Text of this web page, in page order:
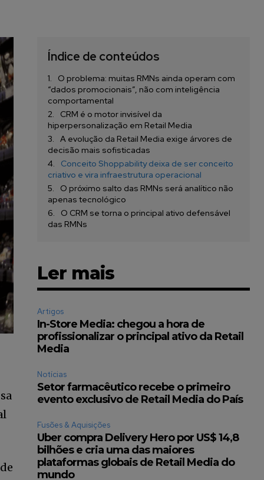
Índice de conteúdos
O problema: muitas RMNs ainda operam com
“dados promocionais”, não com inteligência
comportamental
CRM é o motor invisível da
hiperpersonalização em Retail Media
A evolução da Retail Media exige árvores de
decisão mais sofisticadas
Conceito Shoppability deixa de ser conceito
criativo e vira infraestrutura operacional
O próximo salto das RMNs será analítico não
apenas tecnológico
O CRM se torna o principal ativo defensável
das RMNs
Ler mais
Artigos
In-Store Media: chegou a hora de
profissionalizar o principal ativo da Retail
Media
Notícias
Setor farmacêutico recebe o primeiro
evento exclusivo de Retail Media do País
Fusões & Aquisições
Uber compra Delivery Hero por US$ 14,8
bilhões e cria uma das maiores
plataformas globais de Retail Media do
mundo